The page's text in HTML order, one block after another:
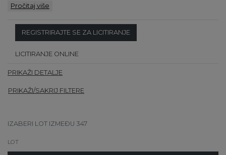
Pročitaj više
REGISTRIRAJTE SE ZA LICITIRANJE
LICITIRANJE ONLINE
PRIKAŽI DETALJE
PRIKAŽI/SAKRIJ FILTERE
IZABERI LOT IZMEĐU 347